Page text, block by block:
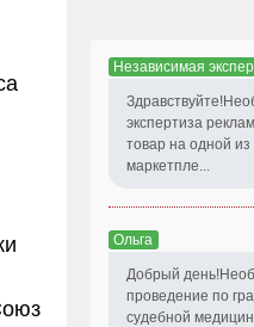
Независимая
экспертиза
товар на одной
маркетпле...
Ольга
Добрый
проведение по
судебной